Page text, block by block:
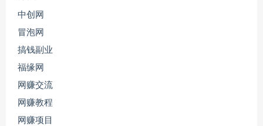
中创网
冒泡网
搞钱副业
福缘网
网赚交流
网赚教程
网赚项目